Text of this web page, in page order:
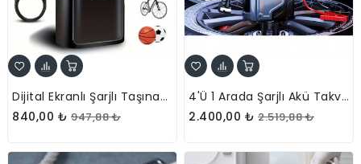
Dijital Ekranlı Şarjlı Taşınabilir Araç Hava Kompresörü
840,00 ₺ 947,88 ₺
4'ü 1 Arada Şarjlı Akü Takviye Cihazı Ve Hava Kompresörü
2.400,00 ₺ 2.519,88 ₺